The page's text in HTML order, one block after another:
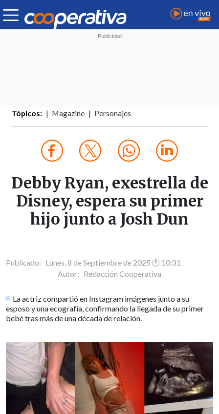
Tópicos: Magazine Personajes
Debby Ryan, exestrella de
Disney, espera su primer
hijo junto a Josh Dun
Publicado: Lunes, 8 de Septiembre de 2025 🕐 10:31
Autor: Redacción Cooperativa
La actriz compartió en Instagram imágenes junto a su
esposo y una ecografía, confirmando la llegada de su primer
bebé tras más de una década de relación.